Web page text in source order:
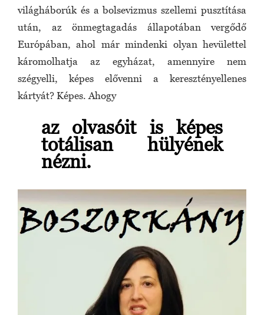
világháborúk és a bolsevizmus szellemi pusztítása
után, az önmegtagadás állapotában vergődő
Európában, ahol már mindenki olyan hevülettel
káromolhatja az egyházat, amennyire nem
szégyelli, képes elővenni a keresztényellenes
kártyát? Képes. Ahogy
az olvasóit is képes
totálisan hülyének
nézni.